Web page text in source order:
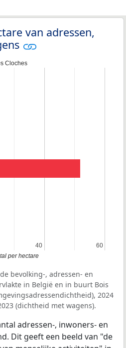
van adressen,
Cloches
40
40 60
60
per hectare
bevolking-, adressen- en
in België en in buurt Bois
2024
(dichtheid met wagens).
adressen-, inwoners- en
Dit geeft een beeld van "de